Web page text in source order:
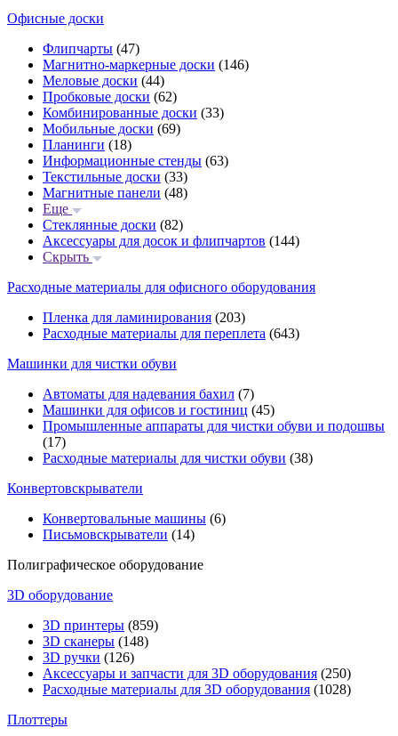
Офисные доски
Флипчарты (47)
Магнитно-маркерные доски (146)
Меловые доски (44)
Пробковые доски (62)
Комбинированные доски (33)
Мобильные доски (69)
Планинги (18)
Информационные стенды (63)
Текстильные доски (33)
Магнитные панели (48)
Еще
Стеклянные доски (82)
Аксессуары для досок и флипчартов (144)
Скрыть
Расходные материалы для офисного оборудования
Пленка для ламинирования (203)
Расходные материалы для переплета (643)
Машинки для чистки обуви
Автоматы для надевания бахил (7)
Машинки для офисов и гостиниц (45)
Промышленные аппараты для чистки обуви и подошвы
(17)
Расходные материалы для чистки обуви (38)
Конвертовскрыватели
Конвертовальные машины (6)
Письмовскрыватели (14)
Полиграфическое оборудование
3D оборудование
3D принтеры (859)
3D сканеры (148)
3D ручки (126)
Аксессуары и запчасти для 3D оборудования (250)
Расходные материалы для 3D оборудования (1028)
Плоттеры